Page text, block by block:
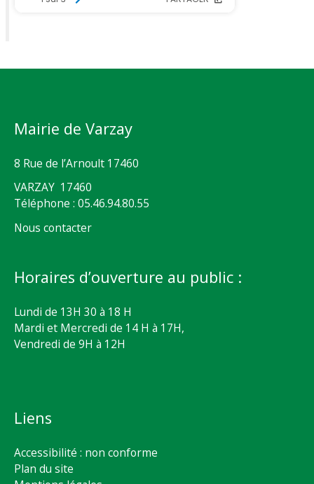
Mairie de Varzay
8 Rue de l’Arnoult 17460
VARZAY 17460
Téléphone : 05.46.94.80.55
Nous contacter
Horaires d’ouverture au public :
Lundi de 13H 30 à 18 H
Mardi et Mercredi de 14 H à 17H,
Vendredi de 9H à 12H
Liens
Accessibilité : non conforme
Plan du site